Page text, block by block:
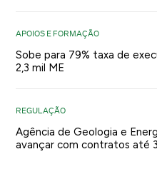
APOIOS E FORMAÇÃO
Sobe para 79% taxa de
2,3 mil ME
REGULAÇÃO
Agência de Geologia e
avançar com contratos até